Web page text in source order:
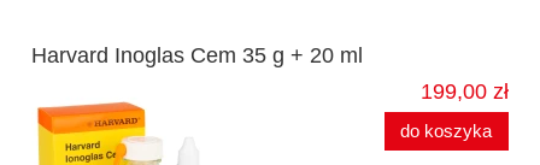
Harvard Inoglas Cem 35 g + 20 ml
199,00 zł
do koszyka